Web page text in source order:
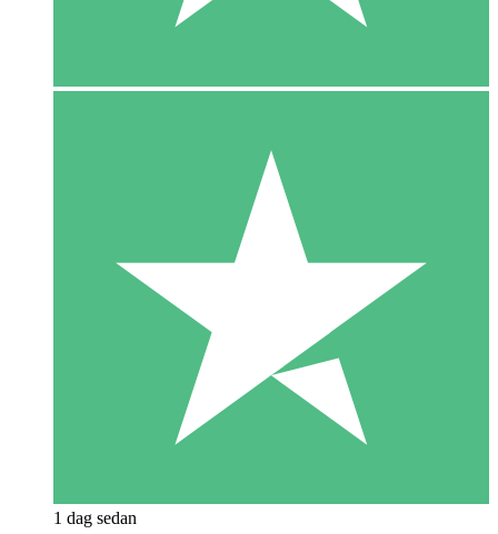
1 dag sedan